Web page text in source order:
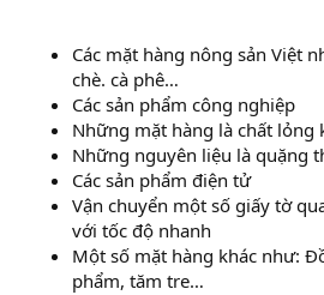
Các mặt hàng nông sản Việt
chè. cà phê…
Các sản phẩm công nghiệp
Những mặt hàng là chất lỏng
Những nguyên liệu là quặng
Các sản phẩm điện tử
Vận chuyển một số giấy tờ
với tốc độ nhanh
Một số mặt hàng khác như:
phẩm, tăm tre…